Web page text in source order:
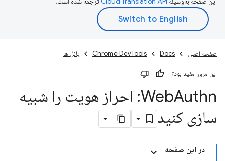
صفحه اصلی Docs
Chrome DevTools پانل ها
این مرور مفید بود؟
WebAuthn: احراز هویت را شبیه
سازی کنید
در این صفحه